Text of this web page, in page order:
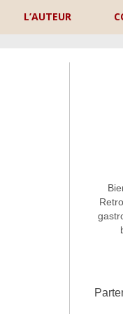
L’AUTEUR
Commentaire ou